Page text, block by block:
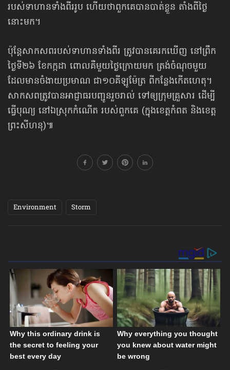
របស់ទាហានទាំងពីររូប ហើយថាពួកគេបានបាត់ខ្លួន តាំងពីថ្ងៃ
នោះមក។
ប៉ុន្តែសាកសពរបស់ទាហានទាំងពីរ ត្រូវបានគេរកឃើញ នៅព្រឹក
ថ្ងៃទី២៦ ខែកក្កដា ពោលគឺមួយថ្ងៃក្រោយមក ត្រង់ចំណុចមួយ
ដែលមានចំងាយប្រមាណ ជា១០គីឡូម៉ែត្រ ពីកន្លែងកើតហេតុ។
សាកសពត្រូវបាន​អាជ្ញាធរ​បញ្ជូនរួចរាល់ ទៅឲ្យក្រុមគ្រួសារ ដើម្បី
ធ្វើបុណ្យ នៅឯស្រុកកំណើត របស់ពួកគេ (ក្នុងខេត្តកំពត និងខេត្ត
ព្រះសីហនុ)៕
Environment Storm